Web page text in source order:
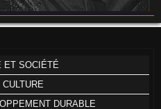
ET SOCIÉTÉ
DURABLE